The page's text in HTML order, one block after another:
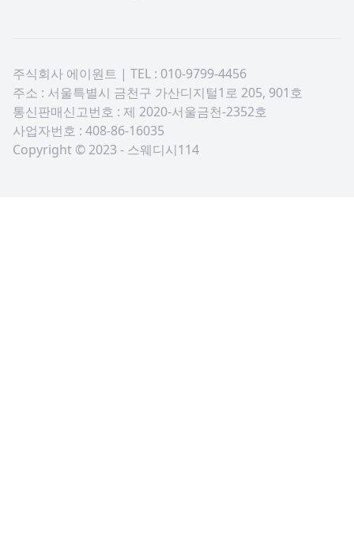
주식회사 에이원트 | TEL : 010-9799-4456
주소 : 서울특별시 금천구 가산디지털1로 205, 901호
통신판매신고번호 : 제 2020-서울금천-2352호
사업자번호 : 408-86-16035
Copyright © 2023 - 스웨디시114